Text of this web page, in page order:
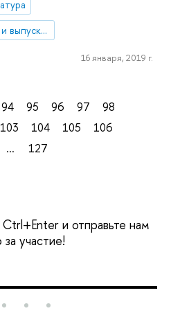
олимпиада для студентов и выпускников вузов
16 января, 2019 г.
94 95 96 97
98
103 104 105
106
... 127
и отправьте нам
участие!